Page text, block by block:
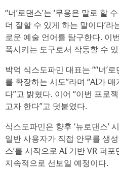
‘‘너’로댄스’는 ‘무용은 말로
더 잘할 수 있게 하는 말이다’
로운 예술 언어를 탐구한다. 이
폭시키는 도구로서 작동할 수
박억 식스도파민 대표는 “‘‘너’
를 확장하는 시도”라며 “AI가
다”고 밝혔다. 이어 “이번 프로
고자 한다”고 덧붙였다.
식스도파민은 향후 ‘뉴로댄스’
일반 사용자가 직접 안무를 생
스’를 시작으로 AI 기반 VR 퍼
지속적으로 선보일 예정이다.